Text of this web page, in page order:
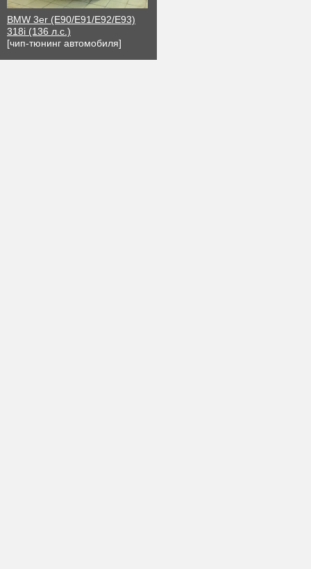
BMW 3er (E90/E91/E92/E93)
318i (136 л.с.)
[чип-тюнинг автомобиля]